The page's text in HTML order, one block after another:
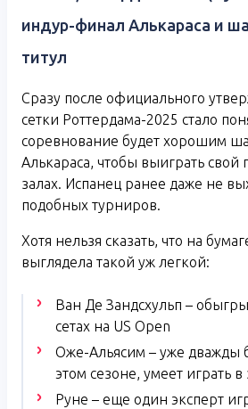
индур-финал Алькараса и
титул
Сразу после официального
сетки Роттердама-2025 стало
соревнование будет хорошим
Алькараса, чтобы выиграть свой
залах. Испанец ранее даже не
подобных турниров.
Хотя нельзя сказать, что на
выглядела такой уж легкой:
Ван Де Зандсхульп –
сетах на US Open
Оже-Альясим – уже дважды
этом сезоне, умеет играть в
Руне – еще один эксперт